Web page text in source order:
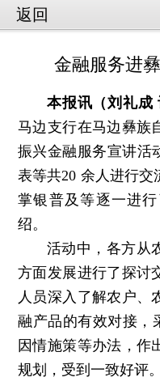
返回
金融服务进
本报讯（刘礼成
马边支行在马边彝族
振兴金融服务宣讲活
表等共20 余人进行交
掌银普及等逐一进
绍。
活动中，各方从
方面发展进行了探讨
人员深入了解农户、
融产品的有效对接，
因情施策等办法，作
规划，受到一致好评。